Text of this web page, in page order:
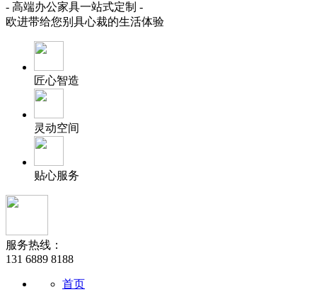
- 高端办公家具一站式定制 -
欧进带给您别具心裁的生活体验
匠心智造
灵动空间
贴心服务
服务热线：
131 6889 8188
首页